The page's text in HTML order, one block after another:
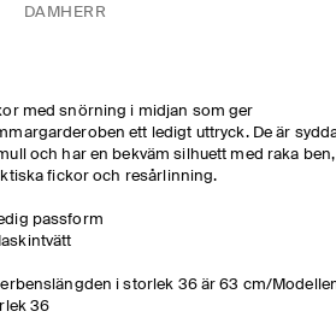
DAM HERR
med snörning i midjan som ger
ett ledigt uttryck. De är
och har en bekväm silhuett med raka ben,
fickor och resårlinning.
passform
i storlek 36 är 63 cm/
36